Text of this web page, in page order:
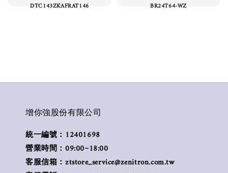
DTC143ZKAFRAT146 BR24T64-WZ
增你強股份有限公司
統一編號：12401698
營業時間：09:00~18:00
客服信箱：ztstore_service@zenitron.com.tw